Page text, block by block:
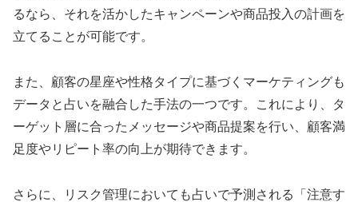
るなら、それを活かしたキャンペーンや商品投入の計画を
立てることが可能です。
また、顧客の星座や性格タイプに基づくマーケティングも
データと占いを融合した手法の一つです。これにより、タ
ーゲット層に合ったメッセージや商品提案を行い、顧客満
足度やリピート率の向上が期待できます。
さらに、リスク管理においても占いで予測される「注意す